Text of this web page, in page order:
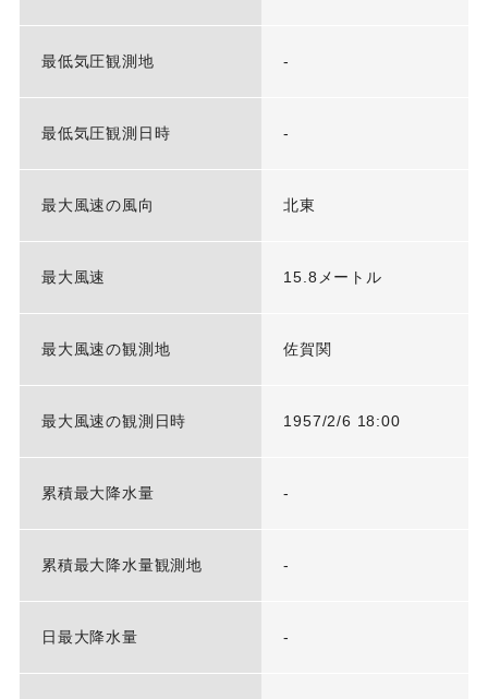
最低気圧観測地 -
最低気圧観測日時 -
最大風速の風向 北東
最大風速 15.8メートル
最大風速の観測地 佐賀関
最大風速の観測日時 1957/2/6 18:00
累積最大降水量 -
累積最大降水量観測地 -
日最大降水量 -